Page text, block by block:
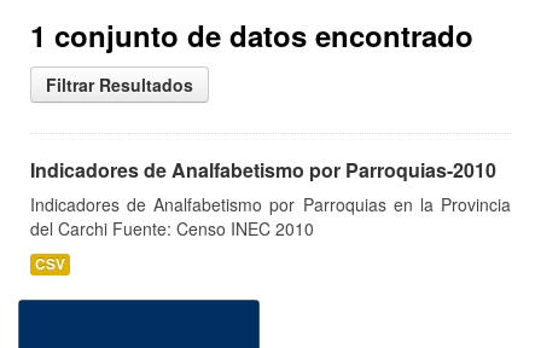
1 conjunto de datos encontrado
Filtrar Resultados
Indicadores de Analfabetismo por Parroquias-2010
Indicadores de Analfabetismo por Parroquias en la Provincia
del Carchi Fuente: Censo INEC 2010
CSV